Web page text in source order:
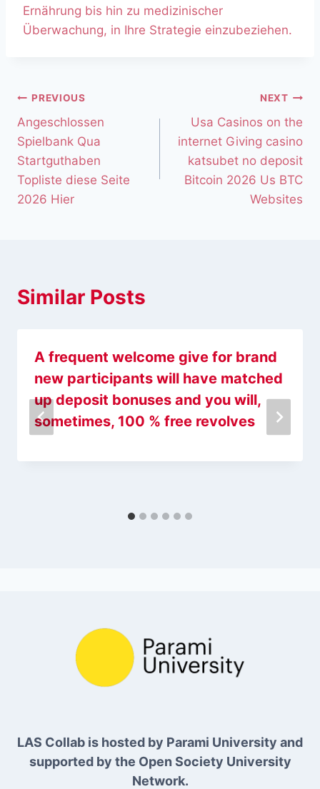
Ernährung bis hin zu medizinischer
Überwachung, in Ihre Strategie einzubeziehen.
PREVIOUS
Angeschlossen
Spielbank Qua
Startguthaben
Topliste diese Seite
2026 Hier
NEXT
Usa Casinos on the
internet Giving casino
katsubet no deposit
Bitcoin 2026 Us BTC
Websites
Similar Posts
A frequent welcome give for brand
new participants will have matched
up deposit bonuses and you will,
sometimes, 100 % free revolves
LAS Collab is hosted by Parami University and
supported by the Open Society University
Network.